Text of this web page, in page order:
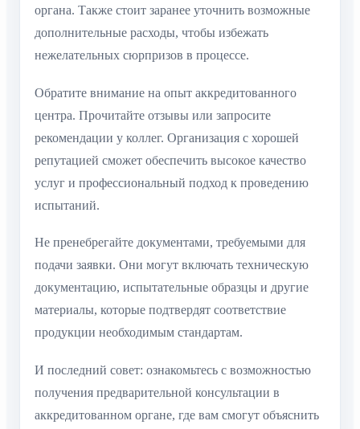
органа. Также стоит заранее уточнить возможные
дополнительные расходы, чтобы избежать
нежелательных сюрпризов в процессе.
Обратите внимание на опыт аккредитованного
центра. Прочитайте отзывы или запросите
рекомендации у коллег. Организация с хорошей
репутацией сможет обеспечить высокое качество
услуг и профессиональный подход к проведению
испытаний.
Не пренебрегайте документами, требуемыми для
подачи заявки. Они могут включать техническую
документацию, испытательные образцы и другие
материалы, которые подтвердят соответствие
продукции необходимым стандартам.
И последний совет: ознакомьтесь с возможностью
получения предварительной консультации в
аккредитованном органе, где вам смогут объяснить